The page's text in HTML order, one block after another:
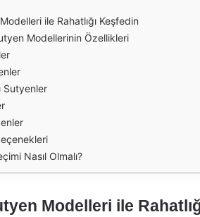
ile Rahatlığı Keşfedin
Modellerinin Özellikleri
Sutyenler
Nasıl Olmalı?
Modelleri ile